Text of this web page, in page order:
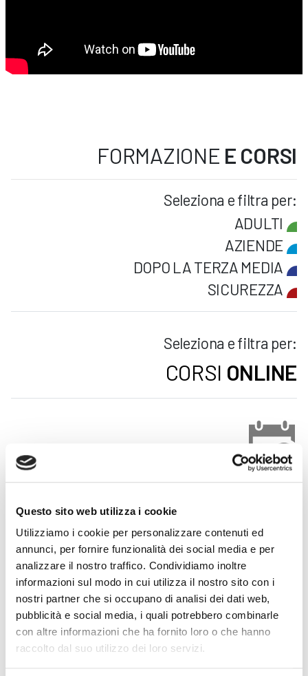
Questo sito web utilizza i cookie
Utilizziamo i cookie per personalizzare contenuti ed
annunci, per fornire funzionalità dei social media e per
analizzare il nostro traffico. Condividiamo inoltre
informazioni sul modo in cui utilizza il nostro sito con i
nostri partner che si occupano di analisi dei dati web,
pubblicità e social media, i quali potrebbero combinarle
con altre informazioni che ha fornito loro o che hanno
raccolto dal suo utilizzo dei loro servizi.
FORMAZIONE E CORSI
Seleziona e filtra per:
ADULTI
AZIENDE
DOPO LA TERZA MEDIA
SICUREZZA
Seleziona e filtra per:
CORSI ONLINE
CALENDARIOCORSI
Trova il tuo corso
LOGISTICA-E-MAGAZZINO AMMINISTRATIVO